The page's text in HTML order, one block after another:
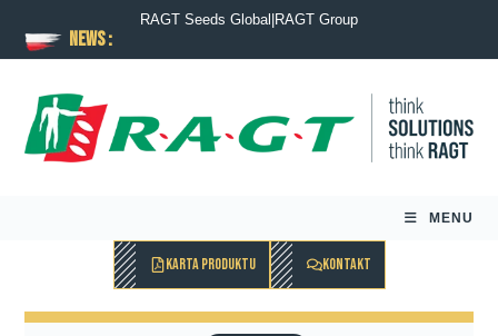
News :
RAGT Seeds Global RAGT Group
MENU
KARTA PRODUKTU KONTAKT